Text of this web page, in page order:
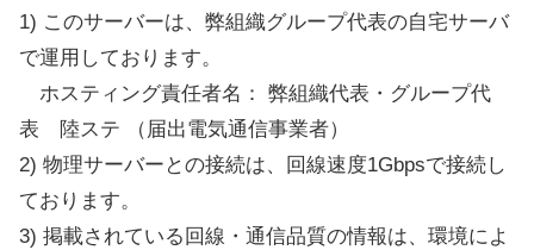
1) このサーバーは、弊組織グループ代表の自宅サーバ
で運用しております。
ホスティング責任者名： 弊組織代表・グループ代
表 陸ステ （届出電気通信事業者）
2) 物理サーバーとの接続は、回線速度1Gbpsで接続し
ております。
3) 掲載されている回線・通信品質の情報は、環境によ